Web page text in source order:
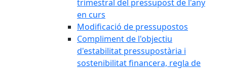
trimestral del pressupost de l'any
en curs
Modificació de pressupostos
Compliment de l'objectiu
d'estabilitat pressupostària i
sostenibilitat financera, regla de